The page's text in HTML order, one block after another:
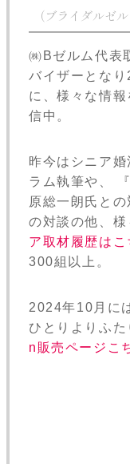
（ブライダルゼ
㈱Bゼルム代表
バイザーとな
に、様々な情
信中。
昨今はシニア
ラム執筆や、
原総一朗氏と
の対談の他、
ア取材履歴はこ
300組以上。
2024年10月に
ひとりよりふ
n販売ページこ